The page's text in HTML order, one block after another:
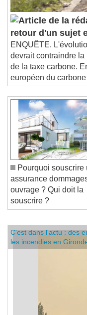
retour d'un sujet
ENQUÊTE.
devrait contraindre la
de la taxe carbone.
européen du
Pourquoi souscrire
assurance dommages-
ouvrage ? Qui doit la
souscrire ?
C'est dans l'actu : des
les incendies en